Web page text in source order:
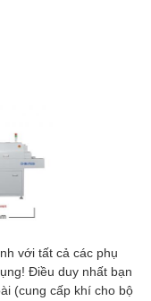
với tất cả các phụ
Điều duy nhất bạn
(cung cấp khí cho bộ